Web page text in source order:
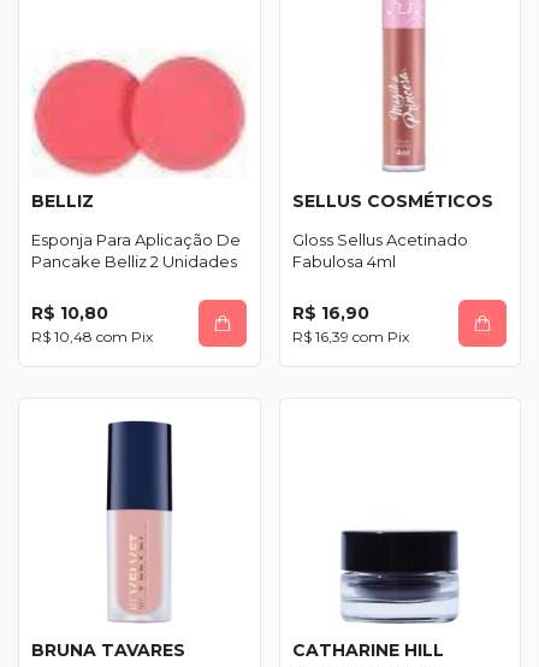
BELLIZ
Esponja Para Aplicação De
Pancake Belliz 2 Unidades
R$ 10,80
R$ 10,48 com Pix
SELLUS COSMÉTICOS
Gloss Sellus Acetinado
Fabulosa 4ml
R$ 16,90
R$ 16,39 com Pix
BRUNA TAVARES CATHARINE HILL